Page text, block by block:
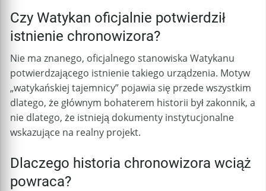
Czy Watykan oficjalnie potwierdził
istnienie chronowizora?
Nie ma znanego, oficjalnego stanowiska Watykanu
potwierdzającego istnienie takiego urządzenia. Motyw
„watykańskiej tajemnicy” pojawia się przede wszystkim
dlatego, że głównym bohaterem historii był zakonnik, a
nie dlatego, że istnieją dokumenty instytucjonalne
wskazujące na realny projekt.
Dlaczego historia chronowizora wciąż
powraca?